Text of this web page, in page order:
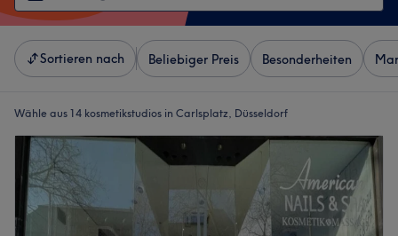
Sortieren nach Beliebiger Preis Besonderheiten
Wähle aus 14 kosmetikstudios in Carlsplatz, Düsseldorf